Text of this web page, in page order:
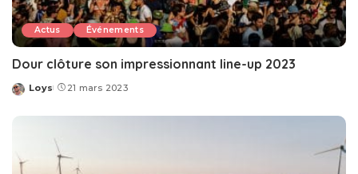
Actus Événements
Dour clôture son impressionnant line-up 2023
Posted
Loys 21 mars 2023